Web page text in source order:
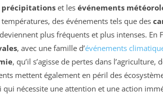
précipitations et les événements
des événements tels que des
deviennent plus fréquents et plus intenses. En
, avec une famille d’événements
, qu’il s’agisse de pertes dans l’agriculture,
mettent également en péril des
qui nécessite une attention et une action